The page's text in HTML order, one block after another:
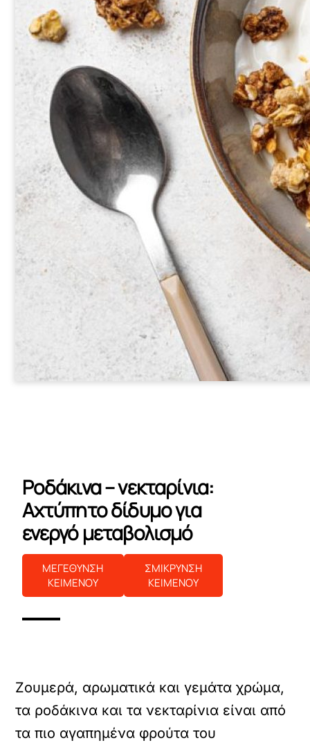
Ροδάκινα – νεκταρίνια:
Αχτύπητο δίδυμο για
ενεργό μεταβολισμό
ΜΕΓΕΘΥΝΣΗ
ΚΕΙΜΕΝΟΥ
ΣΜΙΚΡΥΝΣΗ
ΚΕΙΜΕΝΟΥ
Ζουμερά, αρωματικά και γεμάτα χρώμα,
τα ροδάκινα και τα νεκταρίνια είναι από
τα πιο αγαπημένα φρούτα του